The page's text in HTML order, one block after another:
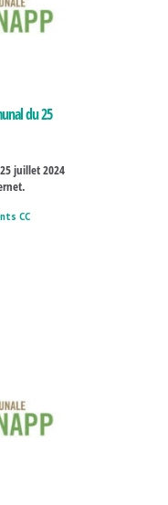
du 25
juillet 2024
CC